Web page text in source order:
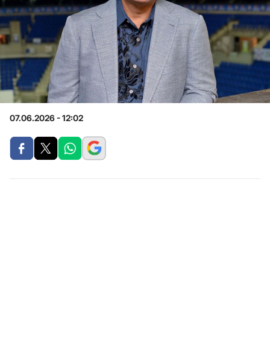
07.06.2026 - 12:02